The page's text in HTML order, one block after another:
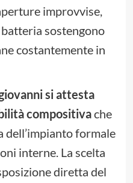
improvvise,
sostengono
costantemente in
si attesta
compositivache
dell’impianto formale
interne. La scelta
diretta del